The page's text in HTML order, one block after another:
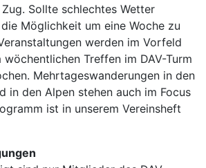
Sollte schlechtes Wetter
Möglichkeit um eine Woche zu
werden im Vorfeld
Treffen im DAV-Turm
Mehrtageswanderungen in den
in den Alpen stehen auch im Focus
ist in unserem Vereinsheft